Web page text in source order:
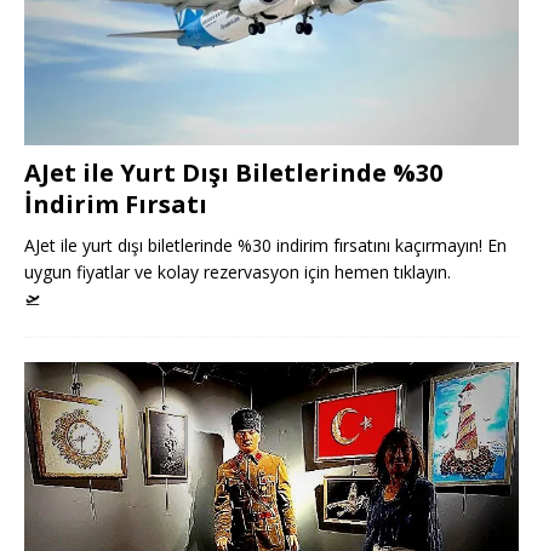
AJet ile Yurt Dışı Biletlerinde %30
İndirim Fırsatı
AJet ile yurt dışı biletlerinde %30 indirim fırsatını kaçırmayın! En
uygun fiyatlar ve kolay rezervasyon için hemen tıklayın.
🛫